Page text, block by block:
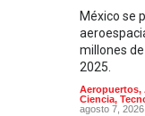
México se
millones
2025.
Aeropuertos,
Ciencia,
agosto 7, 2026